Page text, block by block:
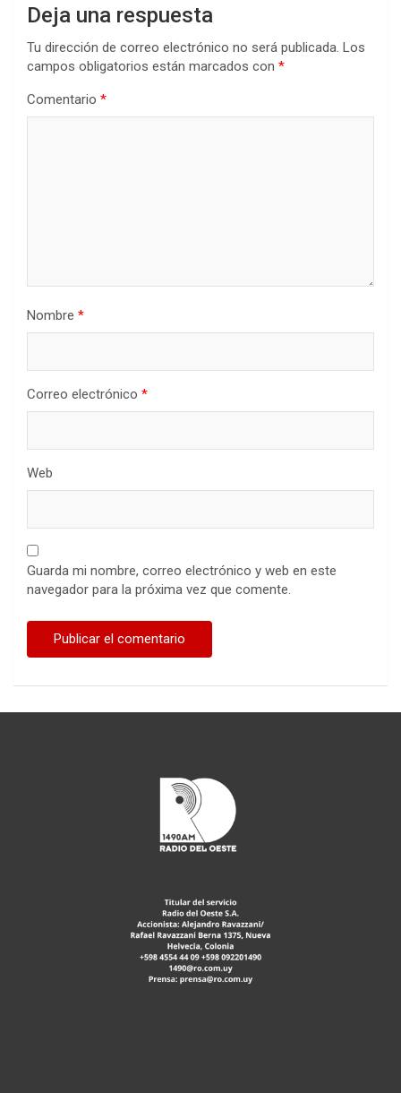
Deja una respuesta
Tu dirección de correo electrónico no será publicada. Los
campos obligatorios están marcados con *
Comentario *
Nombre *
Correo electrónico *
Web
Guarda mi nombre, correo electrónico y web en este
navegador para la próxima vez que comente.